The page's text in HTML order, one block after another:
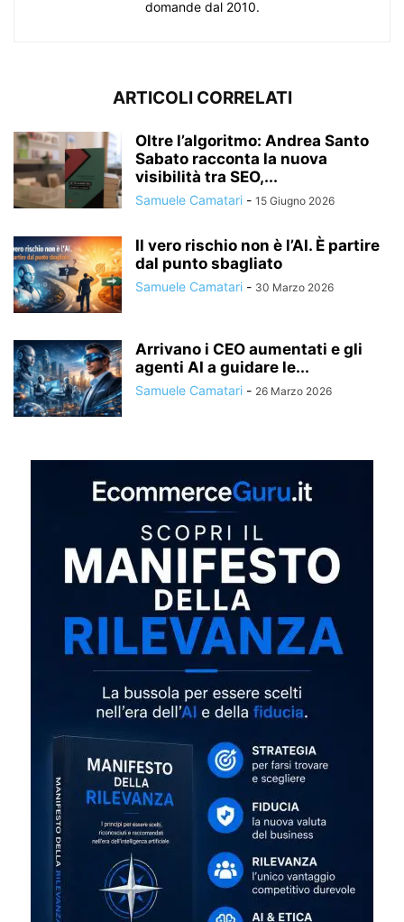
domande dal 2010.
ARTICOLI CORRELATI
Oltre l’algoritmo: Andrea Santo
Sabato racconta la nuova
visibilità tra SEO,...
Samuele Camatari - 15 Giugno 2026
Il vero rischio non è l’AI. È partire
dal punto sbagliato
Samuele Camatari - 30 Marzo 2026
Arrivano i CEO aumentati e gli
agenti AI a guidare le...
Samuele Camatari - 26 Marzo 2026